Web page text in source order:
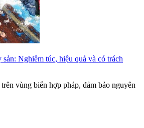
Nghiêm túc, hiệu quả và có trách
vùng biển hợp pháp, đảm bảo nguyên